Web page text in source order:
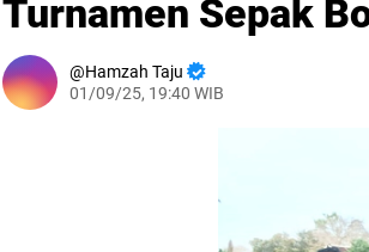
Turnamen Sepak
Hamzah Taju
01/09/25, 19:40 WIB